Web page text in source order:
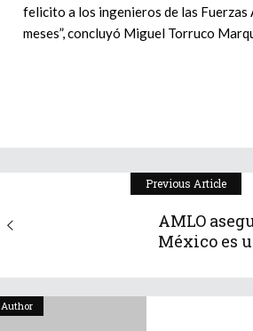
felicito a los ingenieros de las Fuerzas
meses”, concluyó Miguel Torruco
Previous Article
AMLO
México es
Author